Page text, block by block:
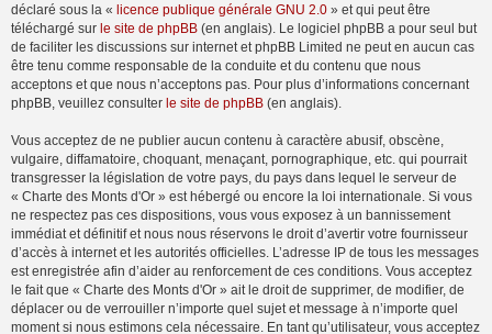
déclaré sous la « licence publique générale GNU 2.0 » et qui peut être
téléchargé sur le site de phpBB (en anglais). Le logiciel phpBB a pour seul but
de faciliter les discussions sur internet et phpBB Limited ne peut en aucun cas
être tenu comme responsable de la conduite et du contenu que nous
acceptons et que nous n’acceptons pas. Pour plus d’informations concernant
phpBB, veuillez consulter le site de phpBB (en anglais).
Vous acceptez de ne publier aucun contenu à caractère abusif, obscène,
vulgaire, diffamatoire, choquant, menaçant, pornographique, etc. qui pourrait
transgresser la législation de votre pays, du pays dans lequel le serveur de
« Charte des Monts d'Or » est hébergé ou encore la loi internationale. Si vous
ne respectez pas ces dispositions, vous vous exposez à un bannissement
immédiat et définitif et nous nous réservons le droit d’avertir votre fournisseur
d’accès à internet et les autorités officielles. L’adresse IP de tous les messages
est enregistrée afin d’aider au renforcement de ces conditions. Vous acceptez
le fait que « Charte des Monts d'Or » ait le droit de supprimer, de modifier, de
déplacer ou de verrouiller n’importe quel sujet et message à n’importe quel
moment si nous estimons cela nécessaire. En tant qu’utilisateur, vous acceptez